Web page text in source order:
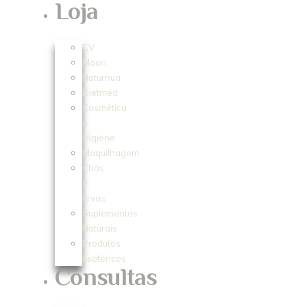
Loja
CV
Moon
Naturnua
Dietmed
Cosmética
e
Higiene
Maquilhagem
Chás
e
Ervas
Suplementos
Naturais
Produtos
Esotéricos
Consultas